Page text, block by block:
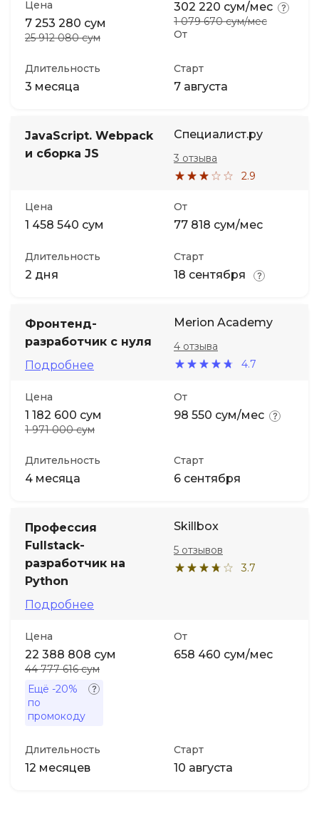
Цена
7 253 280 сум
25 912 080 сум От
302 220 сум/мес
1 079 670 сум/мес
Длительность
3 месяца
Старт
7 августа
JavaScript. Webpack
и сборка JS
Специалист.ру
2.9
3 отзыва
Цена
1 458 540 сум
От
77 818 сум/мес
Длительность
2 дня
Старт
18 сентября
Фронтенд-
разработчик с нуля
Подробнее
Merion Academy
4.7
4 отзыва
Цена
1 182 600 сум
1 971 000 сум
От
98 550 сум/мес
Длительность
4 месяца
Старт
6 сентября
Профессия
Fullstack-
разработчик на
Python
Подробнее
Skillbox
3.7
5 отзывов
Цена
22 388 808 сум
44 777 616 сум
Ещё -20%
по
промокоду
От
658 460 сум/мес
Длительность
12 месяцев
Старт
10 августа